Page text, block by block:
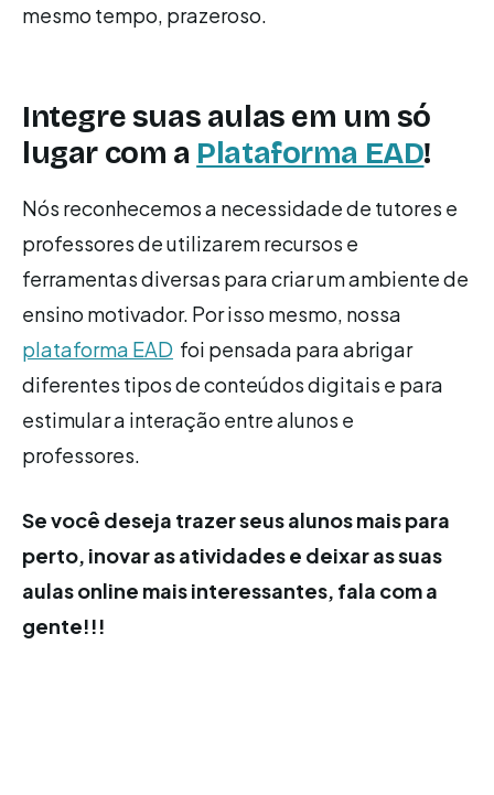
mesmo tempo, prazeroso.
Integre suas aulas em um só
lugar com a Plataforma EAD!
Nós reconhecemos a necessidade de tutores e
professores de utilizarem recursos e
ferramentas diversas para criar um ambiente de
ensino motivador. Por isso mesmo, nossa
plataforma EAD foi pensada para abrigar
diferentes tipos de conteúdos digitais e para
estimular a interação entre alunos e
professores.
Se você deseja trazer seus alunos mais para
perto, inovar as atividades e deixar as suas
aulas online mais interessantes, fala com a
gente!!!